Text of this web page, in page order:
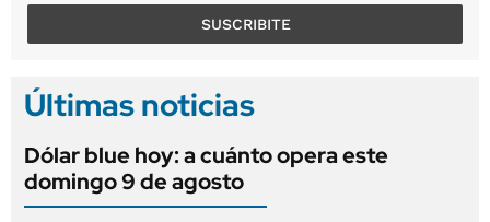
SUSCRIBITE
Últimas noticias
Dólar blue hoy: a cuánto opera este
domingo 9 de agosto